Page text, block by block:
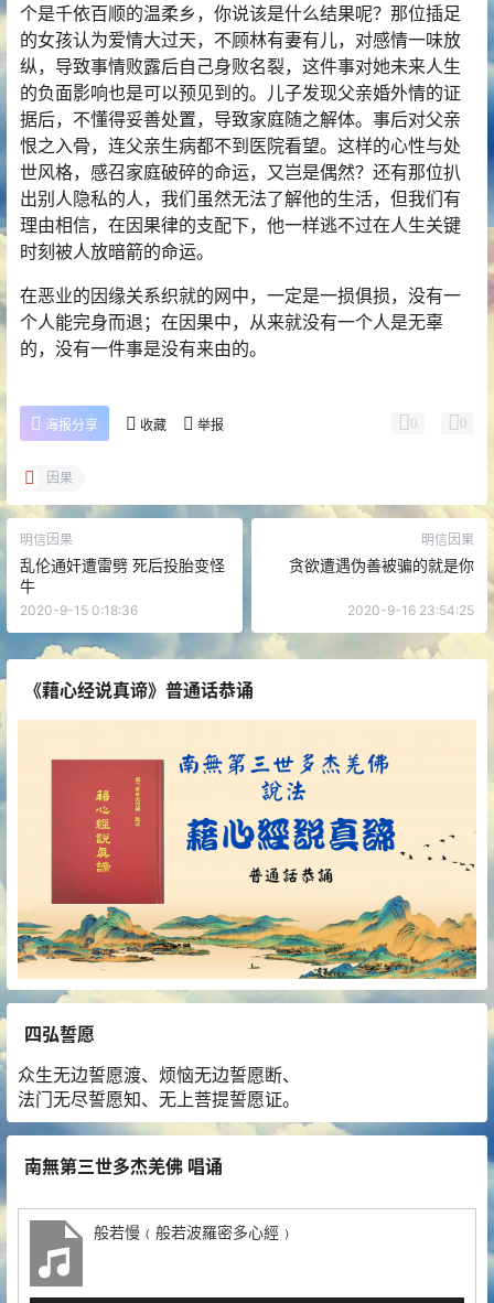
个是千依百顺的温柔乡，你说该是什么结果呢？那位插足
的女孩认为爱情大过天，不顾林有妻有儿，对感情一味放
纵，导致事情败露后自己身败名裂，这件事对她未来人生
的负面影响也是可以预见到的。儿子发现父亲婚外情的证
据后，不懂得妥善处置，导致家庭随之解体。事后对父亲
恨之入骨，连父亲生病都不到医院看望。这样的心性与处
世风格，感召家庭破碎的命运，又岂是偶然？还有那位扒
出别人隐私的人，我们虽然无法了解他的生活，但我们有
理由相信，在因果律的支配下，他一样逃不过在人生关键
时刻被人放暗箭的命运。
在恶业的因缘关系织就的网中，一定是一损俱损，没有一
个人能完身而退；在因果中，从来就没有一个人是无辜
的，没有一件事是没有来由的。
海报分享 收藏 举报 0 0
因果
明信因果
乱伦通奸遭雷劈 死后投胎变怪
牛
2020-9-15 0:18:36
明信因果
贪欲遭遇伪善被骗的就是你
2020-9-16 23:54:25
《藉心经说真谛》普通话恭诵
四弘誓愿
众生无边誓愿渡、烦恼无边誓愿断、
法门无尽誓愿知、无上菩提誓愿证。
南無第三世多杰羌佛 唱诵
般若慢﹙般若波羅密多心經﹚